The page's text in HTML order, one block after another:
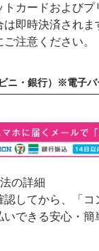
トカードおよびプ
は即時決済されま
注意ください。
ニ・銀行）※電子
の詳細
認してから、「コ
いできる安心・簡